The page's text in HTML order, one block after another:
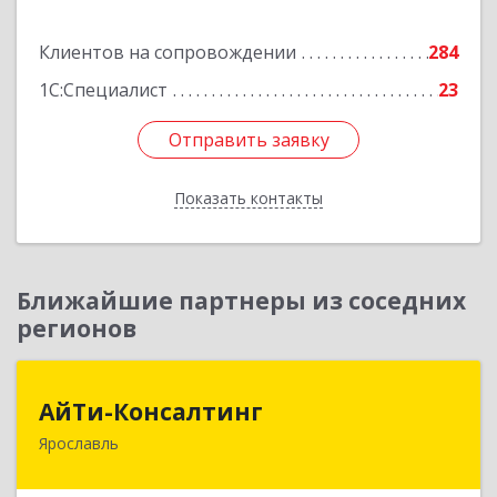
Клиентов на сопровождении
284
1С:Специалист
23
Отправить заявку
Показать контакты
Отправить заявку
Назад
Ближайшие партнеры из соседних
регионов
АйТи-Консалтинг
Ярославль
150007, Ярославская обл, Ярославль г, Урочская